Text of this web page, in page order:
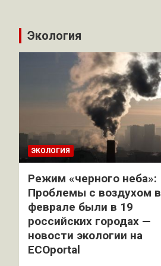
Экология
ЭКОЛОГИЯ
Режим «черного неба»:
Проблемы с воздухом в
феврале были в 19
российских городах —
новости экологии на
ECOportal